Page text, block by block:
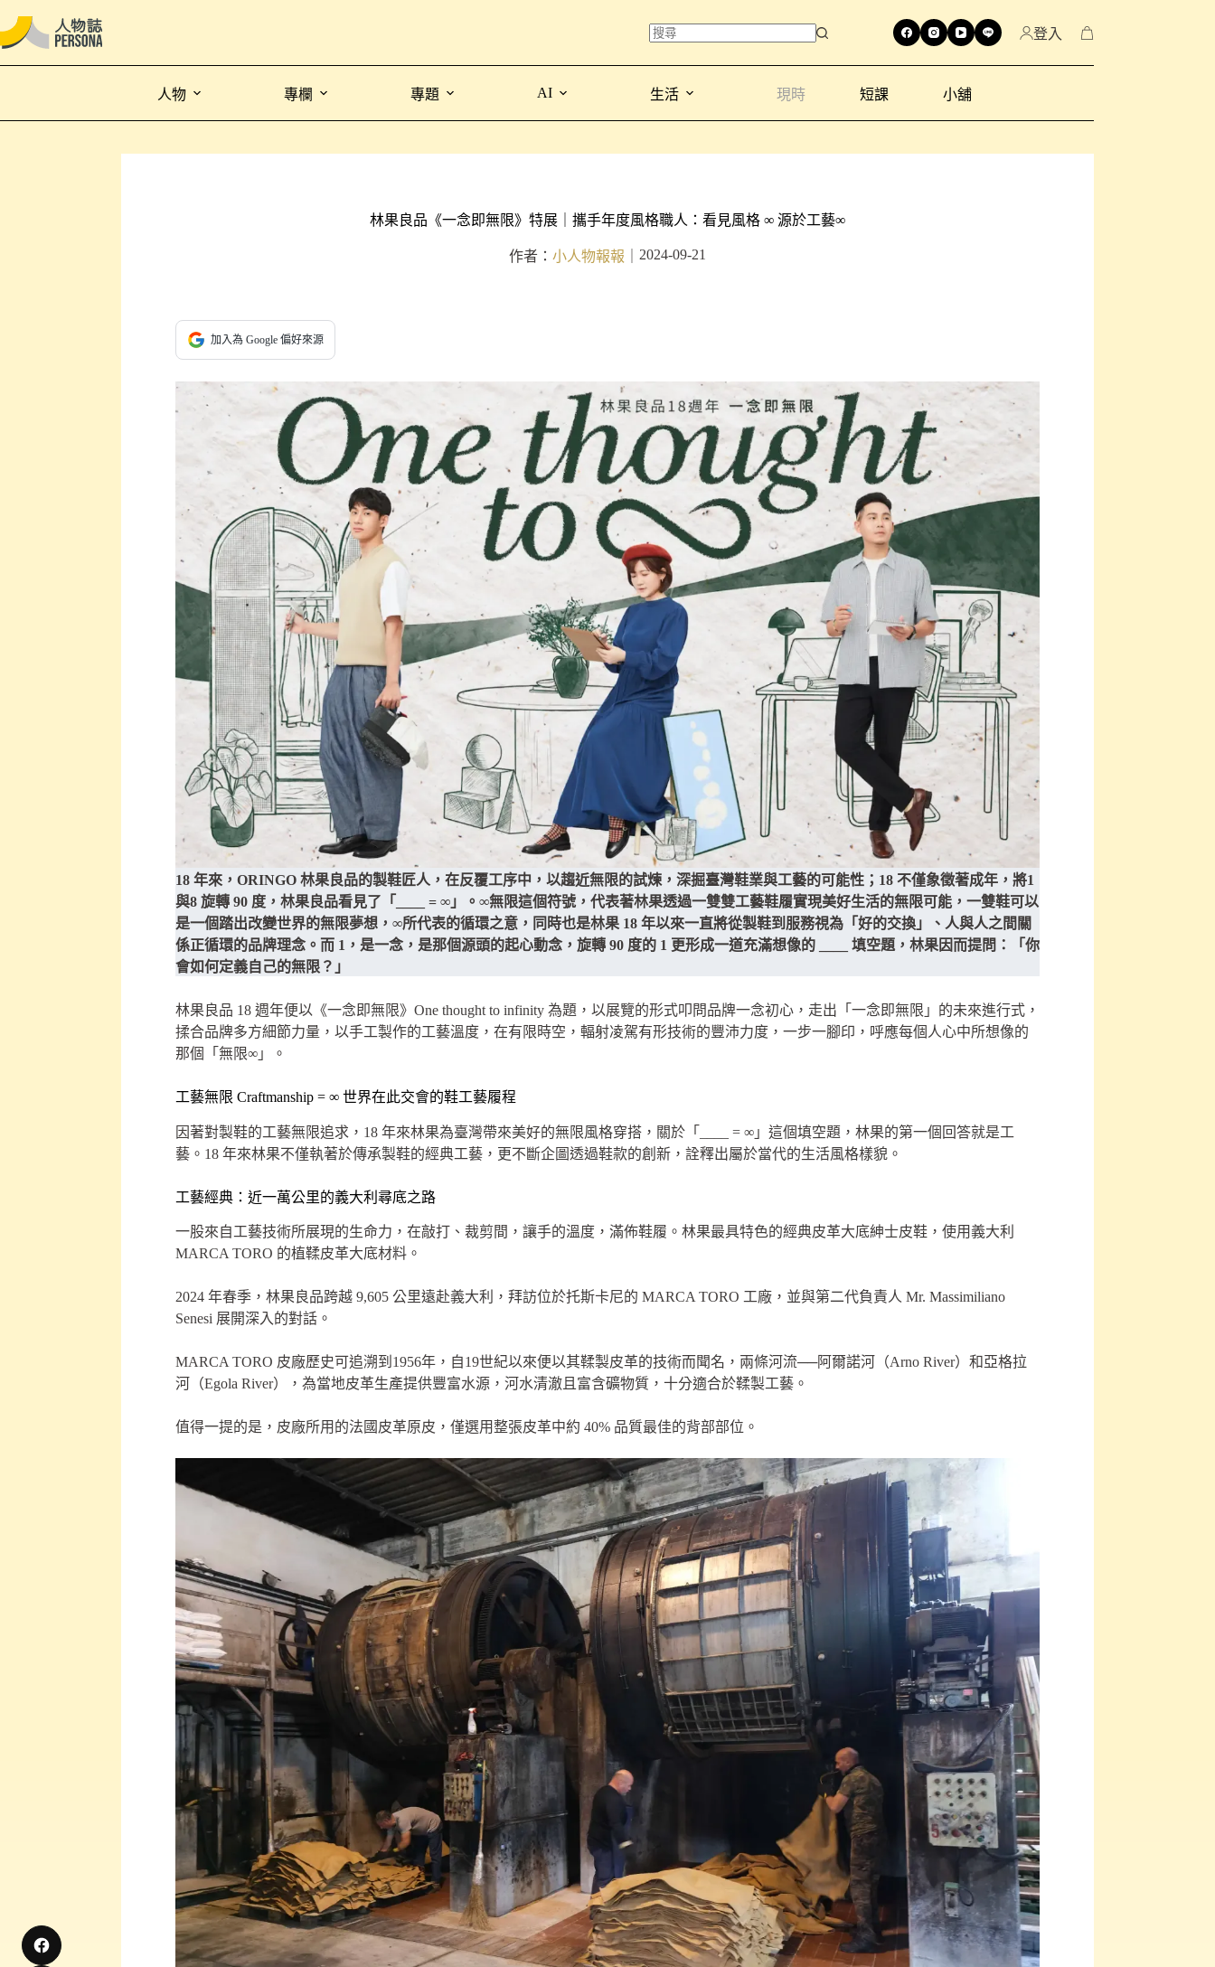
登入
人物 專欄 專題 AI 生活 現時 短課 小舖
林果良品《一念即無限》特展｜攜手年度風格職人：看見風格 ∞ 源於工藝∞
作者： 小人物報報 2024-09-21
加入為 Google 偏好來源
18 年來，ORINGO 林果良品的製鞋匠人，在反覆工序中，以趨近無限的試煉，深掘臺灣鞋業與工藝的可能性；18 不僅象徵著成年，將1
與8 旋轉 90 度，林果良品看見了「____ = ∞」。∞無限這個符號，代表著林果透過一雙雙工藝鞋履實現美好生活的無限可能，一雙鞋可以
是一個踏出改變世界的無限夢想，∞所代表的循環之意，同時也是林果 18 年以來一直將從製鞋到服務視為「好的交換」、人與人之間關
係正循環的品牌理念。而 1，是一念，是那個源頭的起心動念，旋轉 90 度的 1 更形成一道充滿想像的 ____ 填空題，林果因而提問：「你
會如何定義自己的無限？」
林果良品 18 週年便以《一念即無限》One thought to infinity 為題，以展覽的形式叩問品牌一念初心，走出「一念即無限」的未來進行式，
揉合品牌多方細節力量，以手工製作的工藝溫度，在有限時空，輻射凌駕有形技術的豐沛力度，一步一腳印，呼應每個人心中所想像的
那個「無限∞」。
工藝無限 Craftmanship = ∞ 世界在此交會的鞋工藝履程
因著對製鞋的工藝無限追求，18 年來林果為臺灣帶來美好的無限風格穿搭，關於「____ = ∞」這個填空題，林果的第一個回答就是工
藝。18 年來林果不僅執著於傳承製鞋的經典工藝，更不斷企圖透過鞋款的創新，詮釋出屬於當代的生活風格樣貌。
工藝經典：近一萬公里的義大利尋底之路
一股來自工藝技術所展現的生命力，在敲打、裁剪間，讓手的溫度，滿佈鞋履。林果最具特色的經典皮革大底紳士皮鞋，使用義大利
MARCA TORO 的植鞣皮革大底材料。
2024 年春季，林果良品跨越 9,605 公里遠赴義大利，拜訪位於托斯卡尼的 MARCA TORO 工廠，並與第二代負責人 Mr. Massimiliano
Senesi 展開深入的對話。
MARCA TORO 皮廠歷史可追溯到1956年，自19世紀以來便以其鞣製皮革的技術而聞名，兩條河流──阿爾諾河（Arno River）和亞格拉
河（Egola River），為當地皮革生產提供豐富水源，河水清澈且富含礦物質，十分適合於鞣製工藝。
值得一提的是，皮廠所用的法國皮革原皮，僅選用整張皮革中約 40% 品質最佳的背部部位。